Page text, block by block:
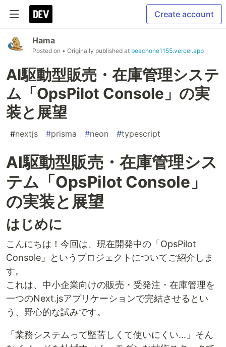
Create account
Hama
Posted on • Originally published at beachone1155.vercel.app
AI駆動型販売・在庫管理システ
ム「OpsPilot Console」の実
装と展望
#nextjs #prisma #neon #typescript
AI駆動型販売・在庫管理シス
テム「OpsPilot Console」
の実装と展望
はじめに
こんにちは！今回は、現在開発中の「OpsPilot
Console」というプロジェクトについてご紹介しま
す。
これは、中小企業向けの販売・受発注・在庫管理を
一つのNext.jsアプリケーションで完結させるとい
う、野心的な試みです。
「業務システムって堅苦しくて使いにくい...」そん